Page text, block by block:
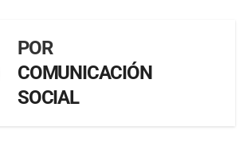
POR
COMUNICACIÓN
SOCIAL